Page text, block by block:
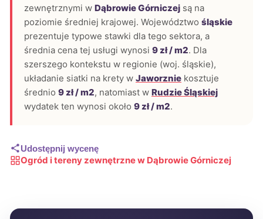
zewnętrznymi w Dąbrowie Górniczej są na
poziomie średniej krajowej. Województwo śląskie
prezentuje typowe stawki dla tego sektora, a
średnia cena tej usługi wynosi 9 zł / m2. Dla
szerszego kontekstu w regionie (woj. śląskie),
układanie siatki na krety w Jaworznie kosztuje
średnio 9 zł / m2, natomiast w Rudzie Śląskiej
wydatek ten wynosi około 9 zł / m2.
Udostępnij wycenę
Ogród i tereny zewnętrzne w Dąbrowie Górniczej